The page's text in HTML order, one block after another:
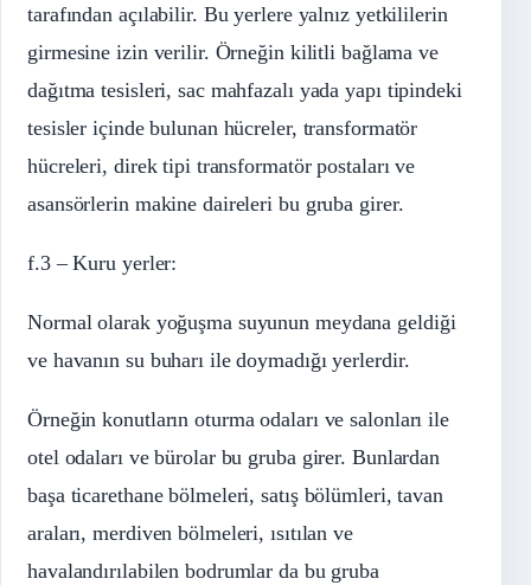
tarafından açılabilir. Bu yerlere yalnız yetkililerin
girmesine izin verilir. Örneğin kilitli bağlama ve
dağıtma tesisleri, sac mahfazalı yada yapı tipindeki
tesisler içinde bulunan hücreler, transformatör
hücreleri, direk tipi transformatör postaları ve
asansörlerin makine daireleri bu gruba girer.
f.3 – Kuru yerler:
Normal olarak yoğuşma suyunun meydana geldiği
ve havanın su buharı ile doymadığı yerlerdir.
Örneğin konutların oturma odaları ve salonları ile
otel odaları ve bürolar bu gruba girer. Bunlardan
başa ticarethane bölmeleri, satış bölümleri, tavan
araları, merdiven bölmeleri, ısıtılan ve
havalandırılabilen bodrumlar da bu gruba